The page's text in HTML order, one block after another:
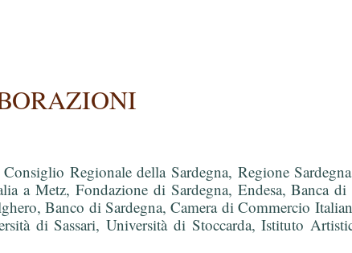
Consiglio Regionale della Sardegna, Regione
a Metz, Fondazione di Sardegna, Endesa, Banca
Banco di Sardegna, Camera di Commercio
di Sassari, Università di Stoccarda, Istituto